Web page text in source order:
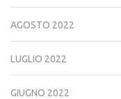
AGOSTO 2022
LUGLIO 2022
GIUGNO 2022